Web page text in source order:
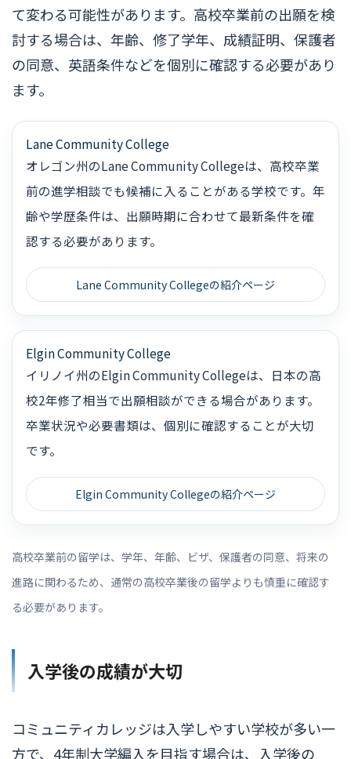
て変わる可能性があります。高校卒業前の出願を検
討する場合は、年齢、修了学年、成績証明、保護者
の同意、英語条件などを個別に確認する必要があり
ます。
Lane Community College
オレゴン州のLane Community Collegeは、高校卒業
前の進学相談でも候補に入ることがある学校です。年
齢や学歴条件は、出願時期に合わせて最新条件を確
認する必要があります。
Lane Community Collegeの紹介ページ
Elgin Community College
イリノイ州のElgin Community Collegeは、日本の高
校2年修了相当で出願相談ができる場合があります。
卒業状況や必要書類は、個別に確認することが大切
です。
Elgin Community Collegeの紹介ページ
高校卒業前の留学は、学年、年齢、ビザ、保護者の同意、将来の
進路に関わるため、通常の高校卒業後の留学よりも慎重に確認す
る必要があります。
入学後の成績が大切
コミュニティカレッジは入学しやすい学校が多い一
方で、4年制大学編入を目指す場合は、入学後の